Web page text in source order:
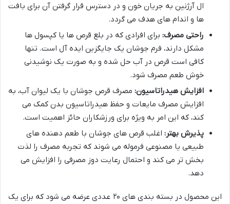
ال آرژنین به جریان خون و در دسترس قرار گرفتن آن برای بافت
ها و اندام های هدف می گردد.
راحتی مصرف: برای افرادی که در بلع قرص ها یا کپسول ها
مشکل دارند، فرم جوشان یک جایگزین ایده آل است. تنها
کافی است قرص در آب حل شده و به صورت یک نوشیدنی
خوش طعم مصرف شود.
افزایش هیدراتاسیون: مصرف قرص جوشان با یک لیوان آب، به
افزایش مصرف مایعات و حفظ هیدراتاسیون بدن کمک می
کند، که این امر به ویژه برای ورزشکاران حائز اهمیت است.
پذیرش بهتر: اغلب قرص های جوشان با طعم دهنده های
طبیعی یا مصنوعی فرموله می شوند که تجربه مصرف را لذت
بخش تر می کند و احتمال رعایت دوز مصرفی را افزایش می
دهد.
این محصول در بسته بندی های ۲۰ عددی عرضه می شود که برای یک